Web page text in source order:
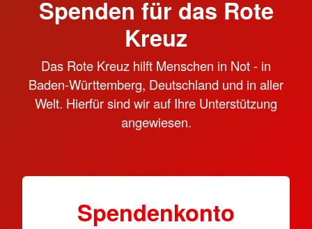
Spenden für das Rote
Kreuz
Das Rote Kreuz hilft Menschen in Not - in
Baden-Württemberg, Deutschland und in aller
Welt. Hierfür sind wir auf Ihre Unterstützung
angewiesen.
Spendenkonto